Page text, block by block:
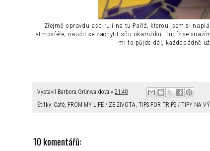
Zřejmě opravdu aspiruji na tu Paříž, kterou jsem si
atmosféře, naučit se zachytit sílu okamžiku. Tudíž se
mi to půjde dál, každopádně
Vystavil Barbora Grünwaldová v 21:40
Štítky: Café FROM MY LIFE / ZE ŽIVOTA TIPS FOR TRIPS / TIPY NA
10 komentářů: